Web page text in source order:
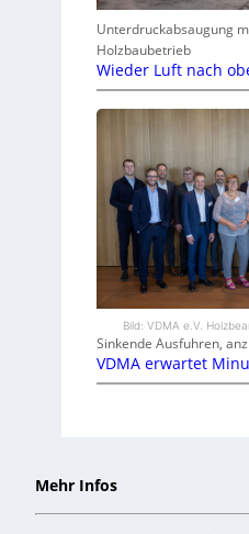
Unterdruckabsaugung
Holzbaubetrieb
Wieder Luft nach
Bild: VDMA e.V.
Sinkende Ausfuhren,
VDMA erwartet
Mehr Infos